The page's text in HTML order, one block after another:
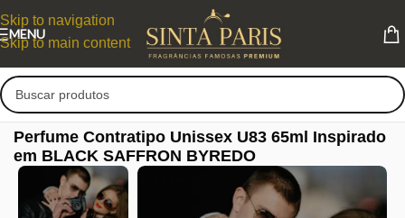
Skip to navigation
Skip to main content
MENU
Perfume Contratipo Unissex U83 65ml Inspirado
em BLACK SAFFRON BYREDO